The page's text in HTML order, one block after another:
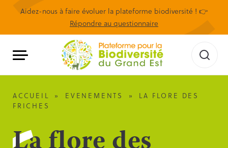
Aidez-nous à faire évoluer la plateforme biodiversité ! 👉
Répondre au questionnaire
ACCUEIL » EVENEMENTS »
LA FLORE DES
FRICHES